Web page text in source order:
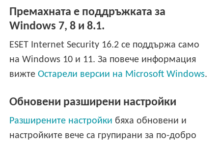
Премахната е поддръжката за
Windows 7, 8 и 8.1.
ESET Internet Security 16.2 се поддържа само
на Windows 10 и 11. За повече информация
вижтеОстарели версии на Microsoft Windows.
Обновени разширени настройки
Разширените настройки бяха обновени и
настройките вече са групирани за по-добро